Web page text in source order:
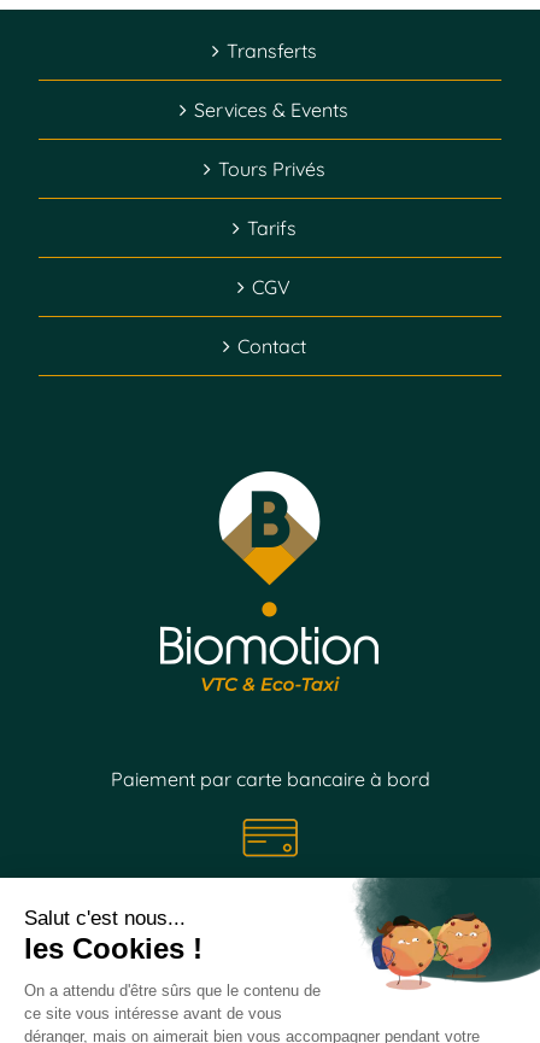
Transferts
Services & Events
Tours Privés
Tarifs
CGV
Contact
Paiement par carte bancaire à bord
Suivez nos
actualités
sur les réseaux sociaux